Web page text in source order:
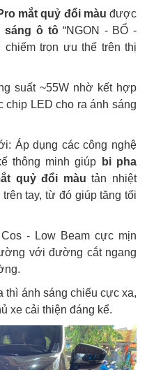
mắt quỷ đổi màu được
sáng ô tô“NGON - BỔ -
chiếm trọn ưu thế trên thị
suất ~55W nhờ kết hợp
LED cho ra ánh sáng
Áp dụng các công nghệ
thông minh giúp
bi pha
quỷ đổi màu tản nhiệt
tay, từ đó giúp tăng tối
- Low Beam cực mịn
với đường cắt ngang
thì ánh sáng chiếu cực xa,
xe cải thiện đáng kể.